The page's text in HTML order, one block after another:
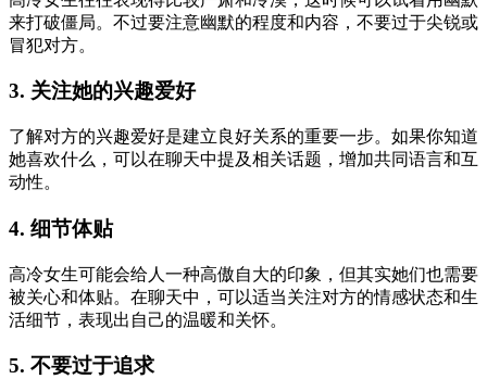
来打破僵局。不过要注意幽默的程度和内容，不要过于尖锐或
冒犯对方。
3. 关注她的兴趣爱好
了解对方的兴趣爱好是建立良好关系的重要一步。如果你知道
她喜欢什么，可以在聊天中提及相关话题，增加共同语言和互
动性。
4. 细节体贴
高冷女生可能会给人一种高傲自大的印象，但其实她们也需要
被关心和体贴。在聊天中，可以适当关注对方的情感状态和生
活细节，表现出自己的温暖和关怀。
5. 不要过于追求